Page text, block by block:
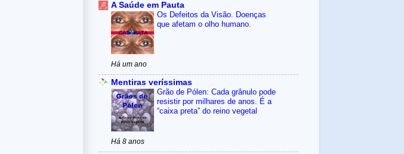
A Saúde em Pauta
Os Defeitos da Visão. Doenças
que afetam o olho humano.
Há um ano
Mentiras veríssimas
Grão de Pólen: Cada grânulo pode
resistir por milhares de anos. É a
“caixa preta” do reino vegetal
Há 8 anos